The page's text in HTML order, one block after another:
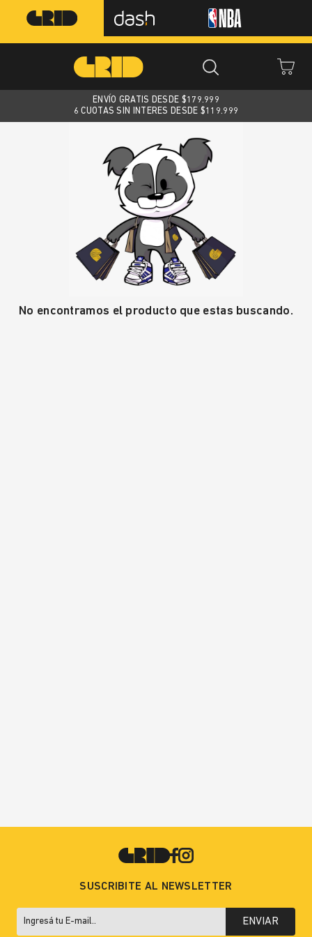
ENVÍO GRATIS DESDE $179.999
6 CUOTAS SIN INTERES DESDE $119.999
No encontramos el producto que estas buscando.
SUSCRIBITE AL NEWSLETTER
ENVIAR